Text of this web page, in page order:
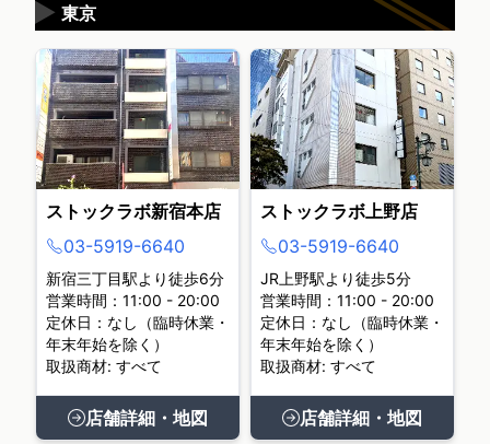
東京
▶
ストックラボ新宿本店
03-5919-6640
新宿三丁目駅より徒歩6分
営業時間：11:00 - 20:00
定休日：なし（臨時休業・
年末年始を除く）
取扱商材: すべて
店舗詳細・地図
ストックラボ上野店
03-5919-6640
JR上野駅より徒歩5分
営業時間：11:00 - 20:00
定休日：なし（臨時休業・
年末年始を除く）
取扱商材: すべて
店舗詳細・地図